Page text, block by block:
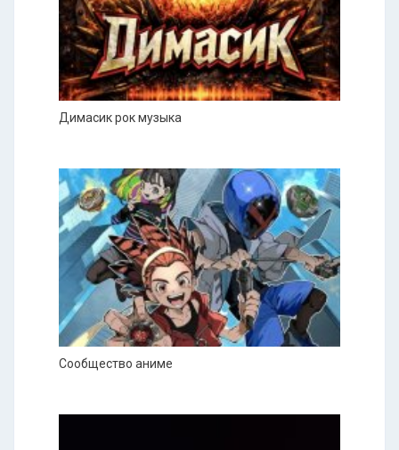
Димасик рок музыка
Сообщество аниме